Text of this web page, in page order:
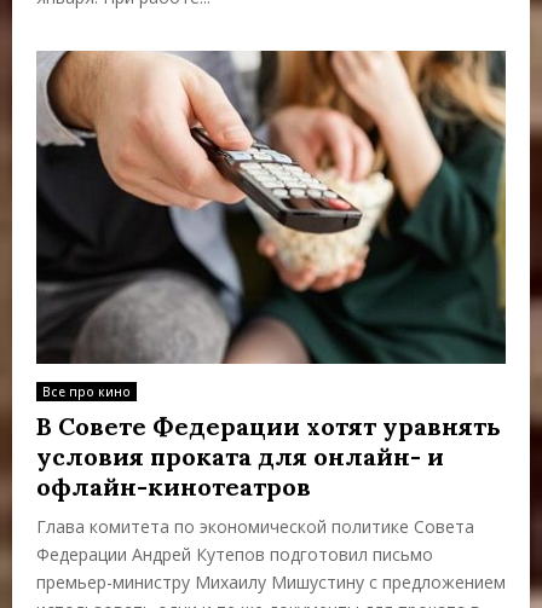
Все про кино
В Совете Федерации хотят уравнять
условия проката для онлайн- и
офлайн-кинотеатров
Глава комитета по экономической политике Совета
Федерации Андрей Кутепов подготовил письмо
премьер-министру Михаилу Мишустину с предложением